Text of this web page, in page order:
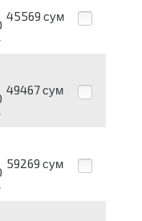
45569 сум
49467 сум
59269 сум